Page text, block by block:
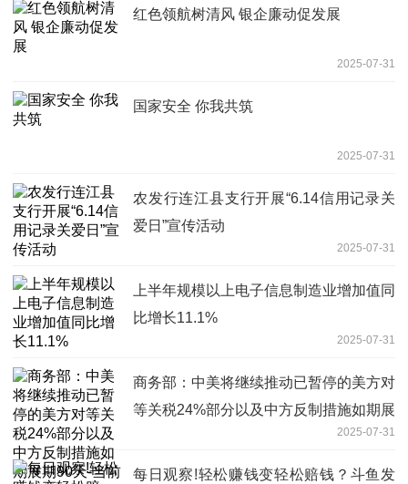
红色领航树清风 银企廉动促发展
2025-07-31
国家安全 你我共筑
2025-07-31
农发行连江县支行开展“6.14信用记录关
爱日”宣传活动
2025-07-31
上半年规模以上电子信息制造业增加值同
比增长11.1%
2025-07-31
商务部：中美将继续推动已暂停的美方对
等关税24%部分以及中方反制措施如期展
2025-07-31
每日观察!轻松赚钱变轻松赔钱？斗鱼发